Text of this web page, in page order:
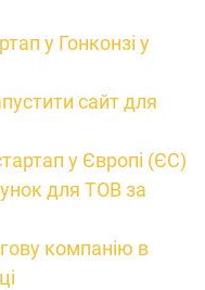
у Гонконзі у
сайт для
у Європі (ЄС)
для ТОВ за
компанію в